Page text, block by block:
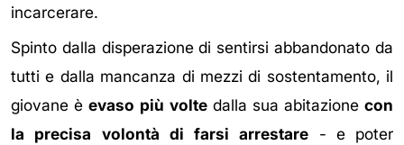
incarcerare.
Spinto dalla disperazione di sentirsi abbandonato da
tutti e dalla mancanza di mezzi di sostentamento, il
giovane è evaso più volte dalla sua abitazione con
la
precisa volontà di farsi arrestare - e poter